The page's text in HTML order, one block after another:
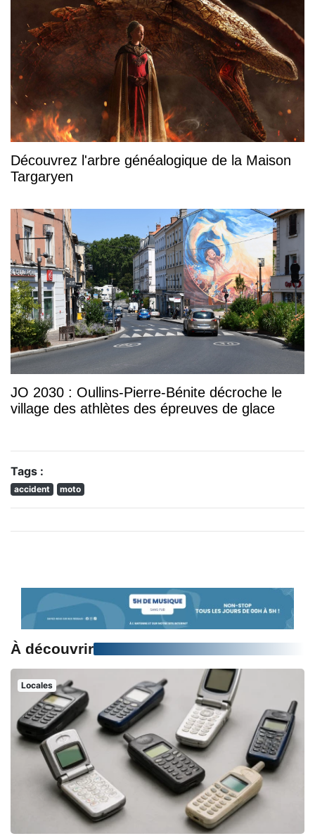
Découvrez l'arbre généalogique de la Maison
Targaryen
JO 2030 : Oullins-Pierre-Bénite décroche le
village des athlètes des épreuves de glace
Tags :
accident moto
À découvrir
Locales